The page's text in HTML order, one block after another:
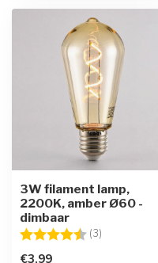
3W filament lamp,
2200K, amber Ø60 -
dimbaar
Beoordeling: (3)
€3,99